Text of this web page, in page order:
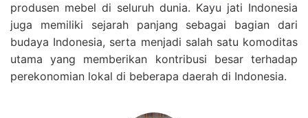
produsen mebel di seluruh dunia. Kayu jati Indonesia
juga memiliki sejarah panjang sebagai bagian dari
budaya Indonesia, serta menjadi salah satu komoditas
utama yang memberikan kontribusi besar terhadap
perekonomian lokal di beberapa daerah di Indonesia.